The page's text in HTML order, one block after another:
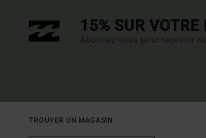
15% SUR
Abonnez-vous pour recevoir
TROUVER UN MAGASIN